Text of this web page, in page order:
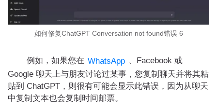
如何修复ChatGPT Conversation not found错误 6
例如，如果您在 WhatsApp 、Facebook 或
Google 聊天上与朋友讨论过某事，您复制聊天并将其粘
贴到 ChatGPT，则很有可能会显示此错误，因为从聊天
中复制文本也会复制时间邮票。